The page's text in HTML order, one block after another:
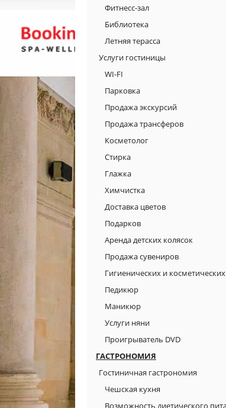
Фитнесс-зал
Библиотека
Летняя терасса
Услуги гостиницы
WI-FI
Парковка
Продажа экскурсий
Продажа трансферов
Косметолог
Стирка
Глажка
Химчистка
Доставка цветов
Подарков
Аренда детских колясок
Продажа сувениров
Гигиенических и косметических
Педикюр
Маникюр
Услуги няни
Проигрыватель DVD
ГАСТРОНОМИЯ
Гостиничная гастрономия
Чешская кухня
Возможность диетического